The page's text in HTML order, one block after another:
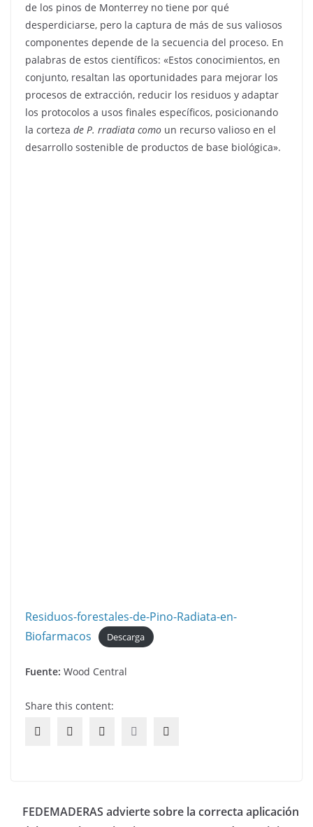
de los pinos de Monterrey no tiene por qué
desperdiciarse, pero la captura de más de sus valiosos
componentes depende de la secuencia del proceso. En
palabras de estos científicos: «Estos conocimientos, en
conjunto, resaltan las oportunidades para mejorar los
procesos de extracción, reducir los residuos y adaptar
los protocolos a usos finales específicos, posicionando
la corteza de P. rradiata como un recurso valioso en el
desarrollo sostenible de productos de base biológica».
Residuos-forestales-de-Pino-Radiata-en-
Biofarmacos
Descarga
Fuente: Wood Central
Share this content:
FEDEMADERAS advierte sobre la correcta aplicación